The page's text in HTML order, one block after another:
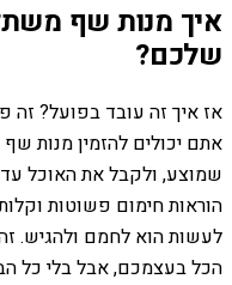
איך מנות שף
שלכם?
אז איך זה עובד בפועל?
אתם יכולים להזמין מנות
שמוצע, ולקבל את האוכל
הוראות חימום פשוטות
לעשות הוא לחמם ולהגיש.
הכל בעצמכם, אבל בלי כל